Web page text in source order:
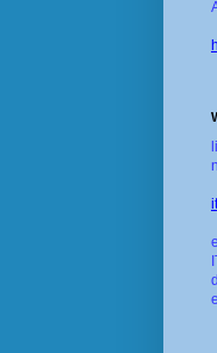
e